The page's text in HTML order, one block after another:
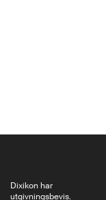
Dixikon har
utgivningsbevis.